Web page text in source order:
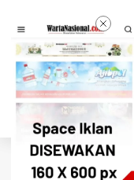
Pemalang Gelar